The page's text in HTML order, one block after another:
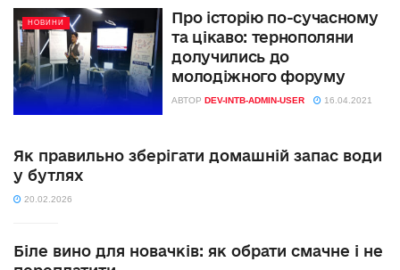
НОВИНИ
Про історію по-сучасному
та цікаво: тернополяни
долучились до
молодіжного форуму
АВТОР DEV-INTB-ADMIN-USER 16.04.2021
Як правильно зберігати домашній запас води
у бутлях
20.02.2026
Біле вино для новачків: як обрати смачне і не